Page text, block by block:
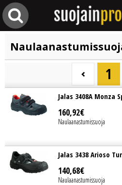
1
Jalas 3408A Monza
160,92€
Naulaanastumissuoja
Jalas 3438 Arioso
140,68€
Naulaanastumissuoja